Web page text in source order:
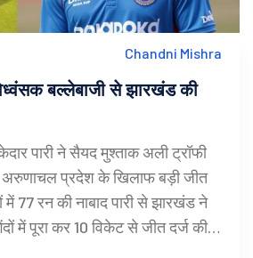
Chandni Mishra
बल्लेबाजी से झारखंड की
पारी ने सैयद मुश्ताक अली ट्रॉफी
प्रदेश के खिलाफ बड़ी जीत
में 77 रन की नाबाद पारी से झारखंड ने
में पूरा कर 10 विकेट से जीत दर्ज की।